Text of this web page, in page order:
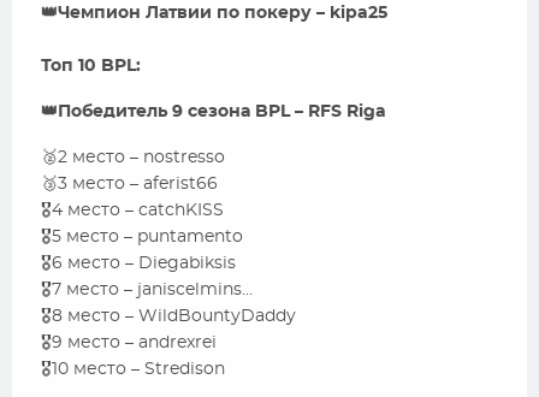
👑Чемпион Латвии по покеру – kipa25
Топ 10 BPL:
👑Победитель 9 сезона BPL – RFS Riga
🥈2 место – nostresso
🥉3 место – aferist66
🎖️4 место – catchKISS
🎖️5 место – puntamento
🎖️6 место – Diegabiksis
🎖️7 место – janisсelmins…
🎖️8 место – WildBountyDaddy
🎖️9 место – andrexrei
🎖️10 место – Stredison